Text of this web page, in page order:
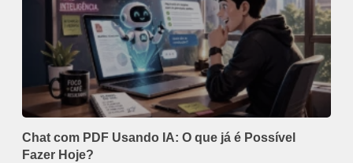
Chat com PDF Usando IA: O que já é Possível
Fazer Hoje?